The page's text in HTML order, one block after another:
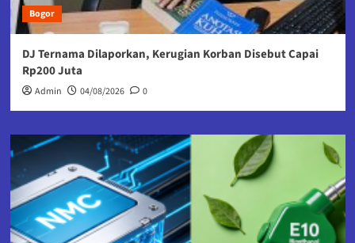
Bogor
DJ Ternama Dilaporkan, Kerugian Korban Disebut Capai
Rp200 Juta
Admin 04/08/2026 0